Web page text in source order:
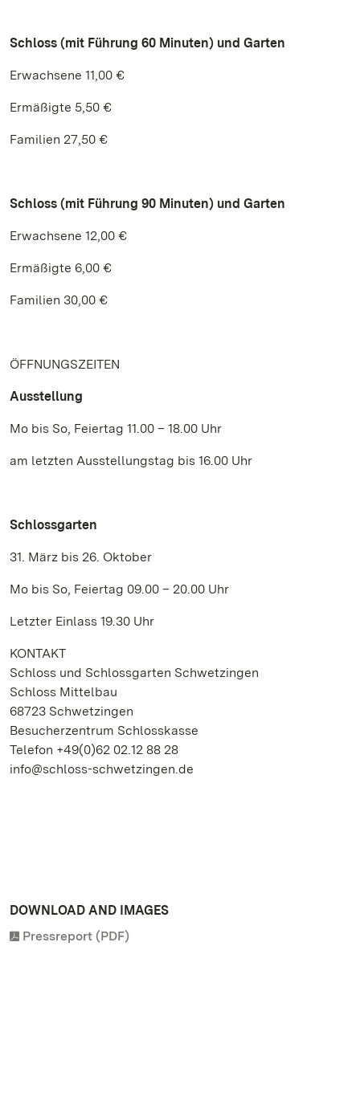
Schloss (mit Führung 60 Minuten) und Garten
Erwachsene 11,00 €
Ermäßigte 5,50 €
Familien 27,50 €
Schloss (mit Führung 90 Minuten) und Garten
Erwachsene 12,00 €
Ermäßigte 6,00 €
Familien 30,00 €
ÖFFNUNGSZEITEN
Ausstellung
Mo bis So, Feiertag 11.00 – 18.00 Uhr
am letzten Ausstellungstag bis 16.00 Uhr
Schlossgarten
31. März bis 26. Oktober
Mo bis So, Feiertag 09.00 – 20.00 Uhr
Letzter Einlass 19.30 Uhr
KONTAKT
Schloss und Schlossgarten Schwetzingen
Schloss Mittelbau
68723 Schwetzingen
Besucherzentrum Schlosskasse
Telefon +49(0)62 02.12 88 28
info@schloss-schwetzingen.de
DOWNLOAD AND IMAGES
Pressreport (PDF)